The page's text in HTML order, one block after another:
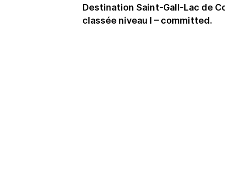
Destination Saint-Gall-Lac de
classée niveau I – committed.